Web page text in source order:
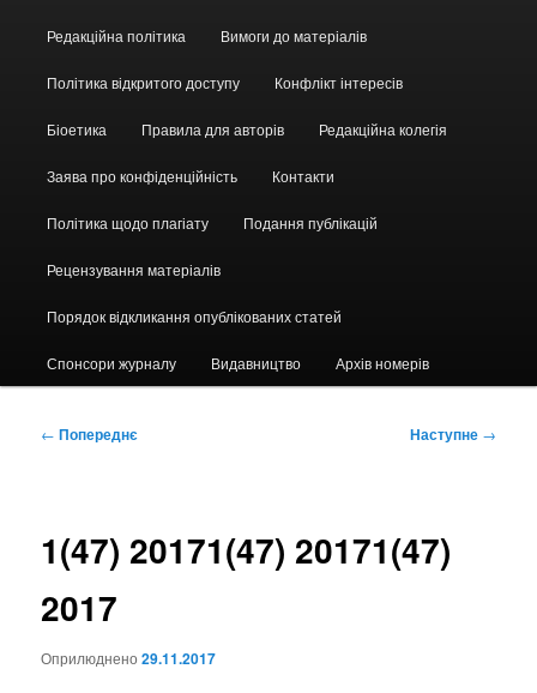
Редакційна політика Вимоги до матеріалів
Політика відкритого доступу Конфлікт інтересів
Біоетика Правила для авторів Редакційна колегія
Заява про конфіденційність Контакти
Політика щодо плагіату Подання публікацій
Рецензування матеріалів
Порядок відкликання опублікованих статей
Спонсори журналу Видавництво Архів номерів
Навігація
← Попереднє Наступне →
1(47) 20171(47) 20171(47)
2017
Оприлюднено29.11.2017